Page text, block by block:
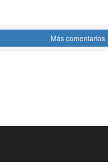
Más comentarios